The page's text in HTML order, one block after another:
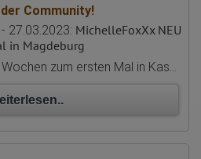
Community!
- 27.03.2023: MichelleFoxXx NEU
in Magdeburg
Ich habe Michelle vor 2 Wochen zum ersten Mal in Kassel besucht, nachdem es gefühlt Jahre nicht räumlich und Zeit gepasst hat. Wir Sie schon geschrieben hat, ist jeder Mensch für sich selber verantwortlich und ich kann nur sagen das Sie eine schöne Frau ist und alles perfekt aus sieht was Sie an sich verändert hat. Michelle, Glückwunsch für die Aufn. in die Empfehlungen 🙏